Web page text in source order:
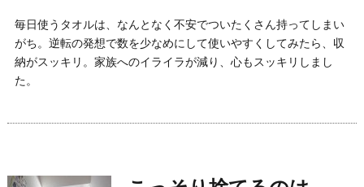
毎日使うタオルは、なんとなく不安でついたくさん持ってしまい
がち。逆転の発想で数を少なめにして使いやすくしてみたら、収
納がスッキリ。家族へのイライラが減り、心もスッキリしまし
た。